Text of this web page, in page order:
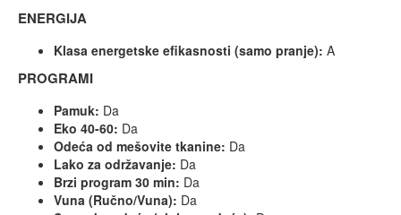
ENERGIJA
Klasa energetske efikasnosti (samo pranje): A
PROGRAMI
Pamuk: Da
Eko 40-60: Da
Odeća od mešovite tkanine: Da
Lako za održavanje: Da
Brzi program 30 min: Da
Vuna (Ručno/Vuna): Da